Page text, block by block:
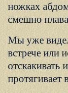
ножках
смешно
Мы уже
встрече или
отскакивать